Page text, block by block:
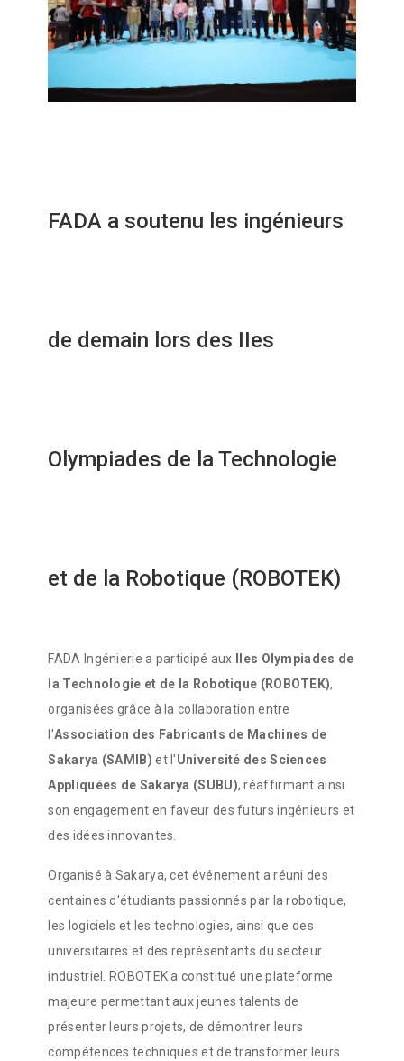
FADA a soutenu les ingénieurs
de demain lors des IIes
Olympiades de la Technologie
et de la Robotique (ROBOTEK)
FADA Ingénierie a participé aux
IIes Olympiades de
la Technologie et de la Robotique (ROBOTEK),
organisées grâce à la collaboration entre
l'Association des Fabricants de Machines de
Sakarya (SAMIB) et l'Université des Sciences
Appliquées de Sakarya (SUBU), réaffirmant ainsi
son engagement en faveur des futurs ingénieurs et
des idées innovantes.
Organisé à Sakarya, cet événement a réuni des
centaines d'étudiants passionnés par la robotique,
les logiciels et les technologies, ainsi que des
universitaires et des représentants du secteur
industriel. ROBOTEK a constitué une plateforme
majeure permettant aux jeunes talents de
présenter leurs projets, de démontrer leurs
compétences techniques et de transformer leurs